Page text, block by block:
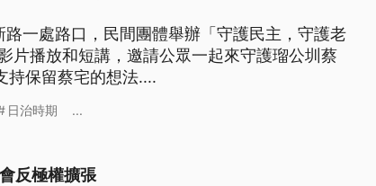
一處路口，民間團體舉辦「守護民主，守護老
片播放和短講，邀請公眾一起來守護瑠公圳蔡
持保留蔡宅的想法....
日治時期 ...
反極權擴張